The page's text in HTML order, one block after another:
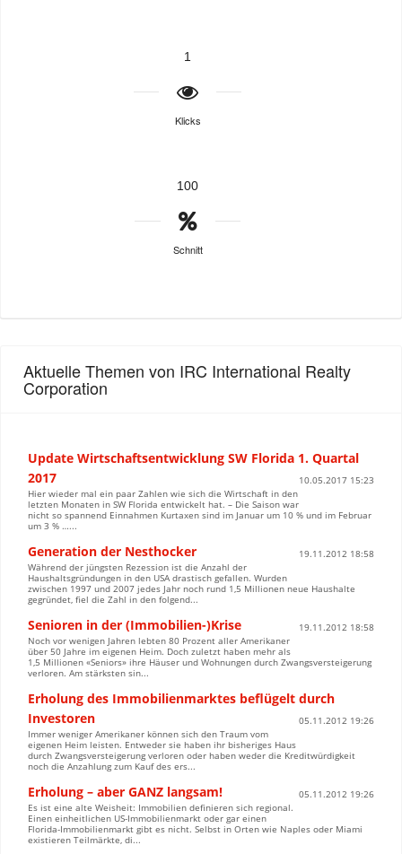
1
Klicks
100
Schnitt
Aktuelle Themen von IRC International Realty
Corporation
Update Wirtschaftsentwicklung SW Florida 1. Quartal
2017
10.05.2017 15:23
Hier wieder mal ein paar Zahlen wie sich die Wirtschaft in den
letzten Monaten in SW Florida entwickelt hat. – Die Saison war
nicht so spannend Einnahmen Kurtaxen sind im Januar um 10 % und im Februar
um 3 % …...
Generation der Nesthocker
19.11.2012 18:58
Während der jüngsten Rezession ist die Anzahl der
Haushaltsgründungen in den USA drastisch gefallen. Wurden
zwischen 1997 und 2007 jedes Jahr noch rund 1,5 Millionen neue Haushalte
gegründet, fiel die Zahl in den folgend...
Senioren in der (Immobilien-)Krise
19.11.2012 18:58
Noch vor wenigen Jahren lebten 80 Prozent aller Amerikaner
über 50 Jahre im eigenen Heim. Doch zuletzt haben mehr als
1,5 Millionen «Seniors» ihre Häuser und Wohnungen durch Zwangsversteigerung
verloren. Am stärksten sin...
Erholung des Immobilienmarktes beflügelt durch
Investoren
05.11.2012 19:26
Immer weniger Amerikaner können sich den Traum vom
eigenen Heim leisten. Entweder sie haben ihr bisheriges Haus
durch Zwangsversteigerung verloren oder haben weder die Kreditwürdigkeit
noch die Anzahlung zum Kauf des ers...
Erholung – aber GANZ langsam!
05.11.2012 19:26
Es ist eine alte Weisheit: Immobilien definieren sich regional.
Einen einheitlichen US-Immobilienmarkt oder gar einen
Florida-Immobilienmarkt gibt es nicht. Selbst in Orten wie Naples oder Miami
existieren Teilmärkte, di...